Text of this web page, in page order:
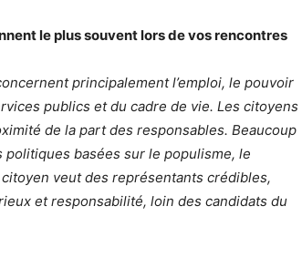
le plus souvent lors de vos rencontres
principalement l’emploi, le pouvoir
publics et du cadre de vie. Les citoyens
de la part des responsables. Beaucoup
basées sur le populisme, le
citoyen veut des représentants crédibles,
et responsabilité, loin des candidats du